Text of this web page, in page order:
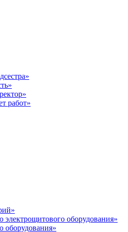
работ»
электрощитового оборудования»
оборудования»